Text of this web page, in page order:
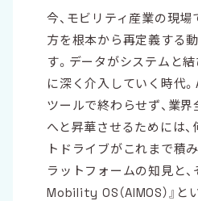
今、モビリティ産業の現場
方を根本から再定義する
す。データがシステムと
に深く介入していく時代
ツールで終わらせず、業
へと昇華させるためには、
トドライブがこれまで積
ラットフォームの知見と、
Mobility OS（AIMOS）』